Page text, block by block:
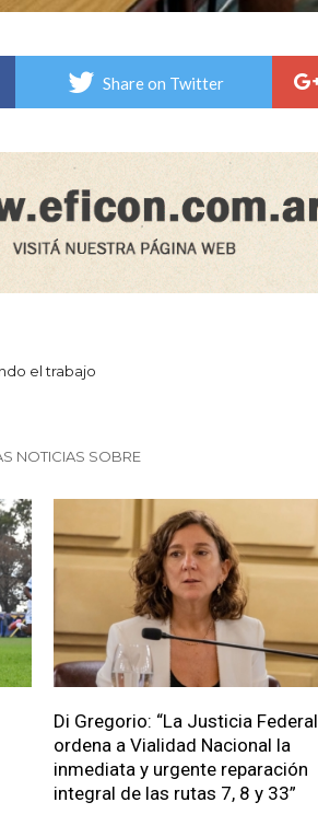
Share on Twitter
el trabajo
NOTICIAS SOBRE
Di Gregorio: “La Justicia Federal
ordena a Vialidad Nacional la
inmediata y urgente reparación
integral de las rutas 7, 8 y 33”